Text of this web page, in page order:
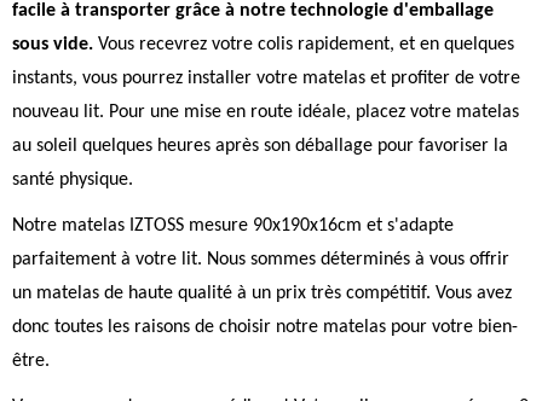
facile à transporter grâce à notre technologie d'emballage
sous vide. Vous recevrez votre colis rapidement, et en quelques
instants, vous pourrez installer votre matelas et profiter de votre
nouveau lit. Pour une mise en route idéale, placez votre matelas
au soleil quelques heures après son déballage pour favoriser la
santé physique.
Notre matelas IZTOSS mesure 90x190x16cm et s'adapte
parfaitement à votre lit. Nous sommes déterminés à vous offrir
un matelas de haute qualité à un prix très compétitif. Vous avez
donc toutes les raisons de choisir notre matelas pour votre bien-
être.